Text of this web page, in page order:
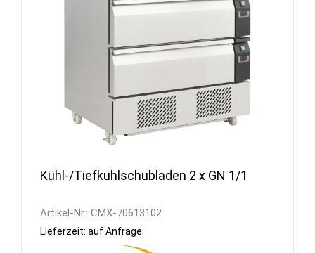
Kühl-/Tiefkühlschubladen 2 x GN 1/1
Artikel-Nr.: CMX-70613102
Lieferzeit: auf Anfrage